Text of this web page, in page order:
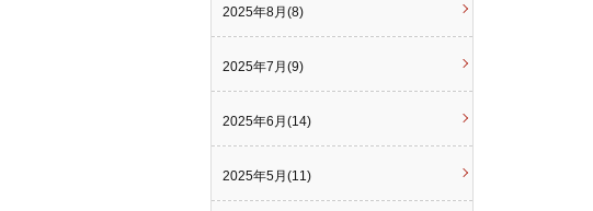
2025年8月(8)
2025年7月(9)
2025年6月(14)
2025年5月(11)